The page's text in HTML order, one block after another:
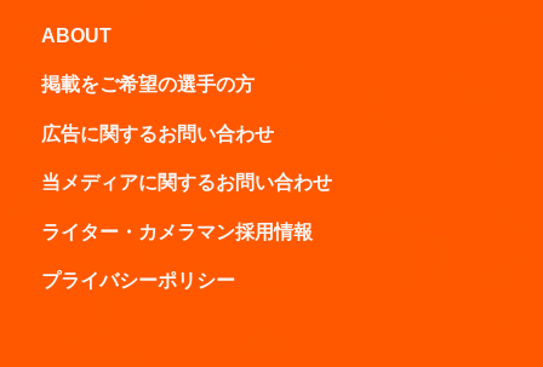
ABOUT
掲載をご希望の選手の方
広告に関するお問い合わせ
当メディアに関するお問い合わせ
ライター・カメラマン採用情報
プライバシーポリシー